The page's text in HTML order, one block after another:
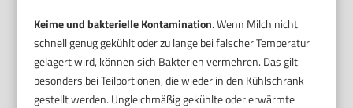
Keime und bakterielle Kontamination. Wenn Milch nicht
schnell genug gekühlt oder zu lange bei falscher Temperatur
gelagert wird, können sich Bakterien vermehren. Das gilt
besonders bei Teilportionen, die wieder in den Kühlschrank
gestellt werden. Ungleichmäßig gekühlte oder erwärmte